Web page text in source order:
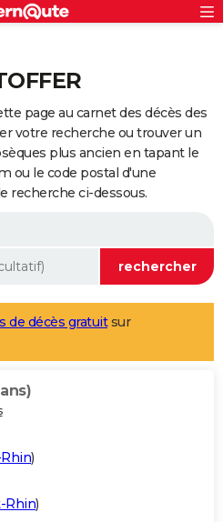
page au carnet des décès des
votre recherche ou trouver un
plus ancien en tapant le
ou le code postal d'une
recherche ci-dessous.
de décès gratuitsur
)
Rhin)